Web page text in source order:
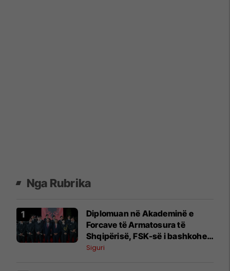
Nga Rubrika
Diplomuan në Akademinë e
Forcave të Armatosura të
Shqipërisë, FSK-së i bashkohen
edhe 10 oficerë të rinj - foto nga
Siguri